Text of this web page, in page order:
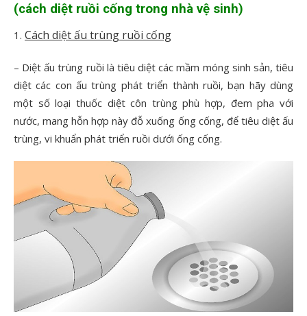
(cách diệt ruồi cống trong nhà vệ sinh)
1. Cách diệt ấu trùng ruồi cống
– Diệt ấu trùng ruồi là tiêu diệt các mầm móng sinh sản, tiêu
diệt các con ấu trùng phát triển thành ruồi, bạn hãy dùng
một số loại thuốc diệt côn trùng phù hợp, đem pha với
nước, mang hỗn hợp này đỗ xuống ống cống, để tiêu diệt ấu
trùng, vi khuẩn phát triển ruồi dưới ống cống.